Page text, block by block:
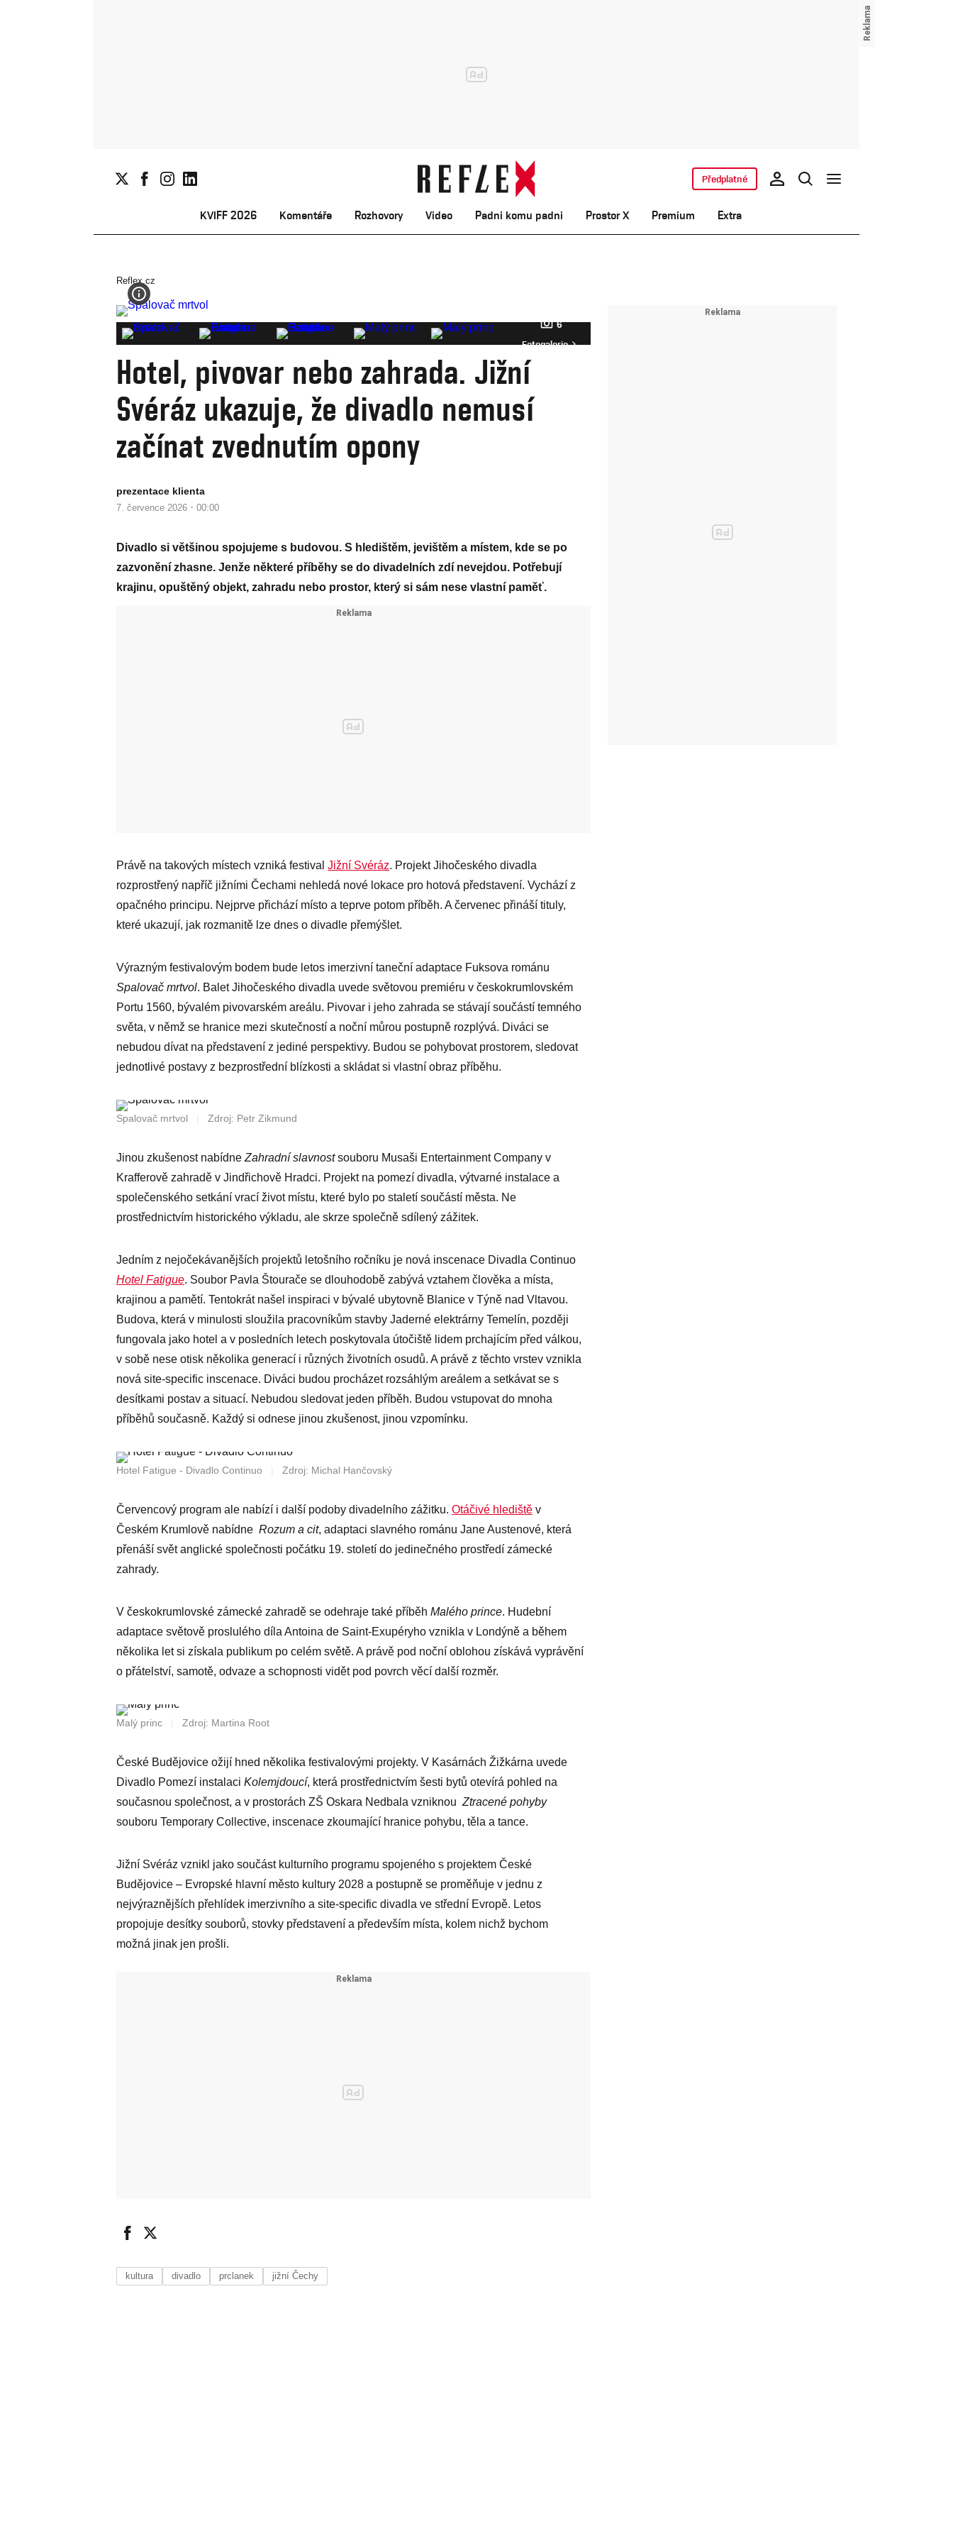
KVIFF 2026 Komentáře Rozhovory Video Padni komu padni Prostor X Premium Extra
Předplatné
Reflex.cz
6
Fotogalerie
Hotel, pivovar nebo zahrada. Jižní
Svéráz ukazuje, že divadlo nemusí
začínat zvednutím opony
prezentace klienta
7. července 2026 · 00:00
Divadlo si většinou spojujeme s budovou. S hledištěm, jevištěm a místem, kde se po
zazvonění zhasne. Jenže některé příběhy se do divadelních zdí nevejdou. Potřebují
krajinu, opuštěný objekt, zahradu nebo prostor, který si sám nese vlastní paměť.
Právě na takových místech vzniká festival Jižní Svéráz. Projekt Jihočeského divadla
rozprostřený napříč jižními Čechami nehledá nové lokace pro hotová představení. Vychází z
opačného principu. Nejprve přichází místo a teprve potom příběh. A červenec přináší tituly,
které ukazují, jak rozmanitě lze dnes o divadle přemýšlet.
Výrazným festivalovým bodem bude letos imerzivní taneční adaptace Fuksova románu
Spalovač mrtvol. Balet Jihočeského divadla uvede světovou premiéru v českokrumlovském
Portu 1560, bývalém pivovarském areálu. Pivovar i jeho zahrada se stávají součástí temného
světa, v němž se hranice mezi skutečností a noční můrou postupně rozplývá. Diváci se
nebudou dívat na představení z jediné perspektivy. Budou se pohybovat prostorem, sledovat
jednotlivé postavy z bezprostřední blízkosti a skládat si vlastní obraz příběhu.
Spalovač mrtvol Zdroj: Petr Zikmund
Jinou zkušenost nabídne Zahradní slavnostsouboru Musaši Entertainment Company v
Krafferově zahradě v Jindřichově Hradci. Projekt na pomezí divadla, výtvarné instalace a
společenského setkání vrací život místu, které bylo po staletí součástí města. Ne
prostřednictvím historického výkladu, ale skrze společně sdílený zážitek.
Jedním z nejočekávanějších projektů letošního ročníku je nová inscenace Divadla Continuo
Hotel Fatigue. Soubor Pavla Štourače se dlouhodobě zabývá vztahem člověka a místa,
krajinou a pamětí. Tentokrát našel inspiraci v bývalé ubytovně Blanice v Týně nad Vltavou.
Budova, která v minulosti sloužila pracovníkům stavby Jaderné elektrárny Temelín, později
fungovala jako hotel a v posledních letech poskytovala útočiště lidem prchajícím před válkou,
v sobě nese otisk několika generací i různých životních osudů. A právě z těchto vrstev vznikla
nová site-specific inscenace. Diváci budou procházet rozsáhlým areálem a setkávat se s
desítkami postav a situací. Nebudou sledovat jeden příběh. Budou vstupovat do mnoha
příběhů současně. Každý si odnese jinou zkušenost, jinou vzpomínku.
Hotel Fatigue - Divadlo Continuo Zdroj: Michal Hančovský
Červencový program ale nabízí i další podoby divadelního zážitku. Otáčivé hlediště v
Českém Krumlově nabídne Rozum a cit, adaptaci slavného románu Jane Austenové, která
přenáší svět anglické společnosti počátku 19. století do jedinečného prostředí zámecké
zahrady.
V českokrumlovské zámecké zahradě se odehraje také příběh Malého prince. Hudební
adaptace světově proslulého díla Antoina de Saint-Exupéryho vznikla v Londýně a během
několika let si získala publikum po celém světě. A právě pod noční oblohou získává vyprávění
o přátelství, samotě, odvaze a schopnosti vidět pod povrch věcí další rozměr.
Malý princ Zdroj: Martina Root
České Budějovice ožijí hned několika festivalovými projekty. V Kasárnách Žižkárna uvede
Divadlo Pomezí instalaci Kolemjdoucí, která prostřednictvím šesti bytů otevírá pohled na
současnou společnost, a v prostorách ZŠ Oskara Nedbala vzniknou Ztracené pohyby
souboru Temporary Collective, inscenace zkoumající hranice pohybu, těla a tance.
Jižní Svéráz vznikl jako součást kulturního programu spojeného s projektem České
Budějovice – Evropské hlavní město kultury 2028 a postupně se proměňuje v jednu z
nejvýraznějších přehlídek imerzivního a site-specific divadla ve střední Evropě. Letos
propojuje desítky souborů, stovky představení a především místa, kolem nichž bychom
možná jinak jen prošli.
kultura divadlo prclanek jižní Čechy